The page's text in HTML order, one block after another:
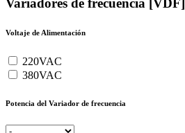
Variadores de frecuencia [VDF]
Voltaje de Alimentación
220VAC
380VAC
Potencia del Variador de frecuencia